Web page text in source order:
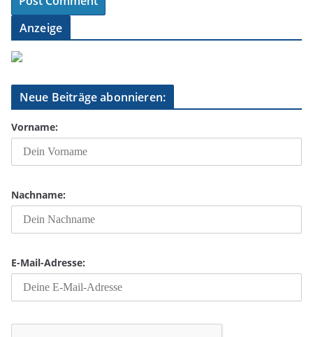
Anzeige
Neue Beiträge abonnieren:
Vorname:
Nachname:
E-Mail-Adresse: